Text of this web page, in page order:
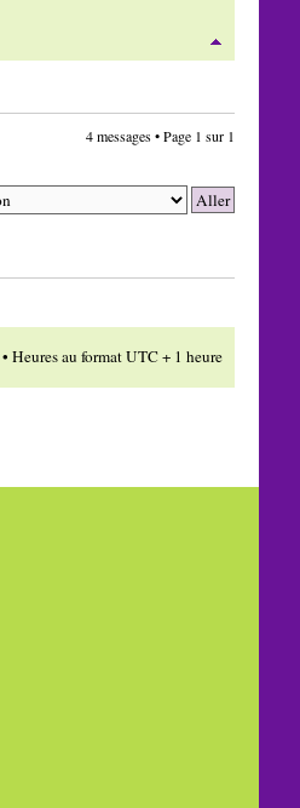
4 messages • Page 1 sur 1
• Heures au format UTC + 1 heure